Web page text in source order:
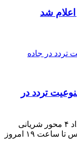
شد
تردد در
سازمان راهداری و حمل‌ونقل جاده‌ای از انسداد ۴ محور شریانی
کشور خبر داد و اعلام کرد: تردد در جاده چالوس تا ساعت ۱۹ امروز